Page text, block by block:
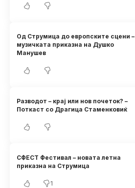
Од Струмица до европските сцени –
музичката приказна на Душко
Манушев
Разводот – крај или нов почеток? –
Поткаст со Драгица Стаменковиќ
СФЕСТ Фестивал – новата летна
приказна на Струмица
1